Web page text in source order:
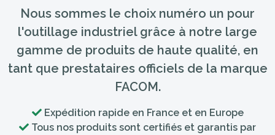
Nous sommes le choix numéro un pour
l'outillage industriel grâce à notre large
gamme de produits de haute qualité, en
tant que prestataires officiels de la marque
FACOM.
Expédition rapide en France et en Europe
Tous nos produits sont certifiés et garantis par